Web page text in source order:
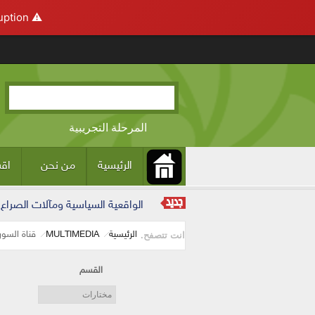
⚠️ Hosting plan for this site has expired.
المرحلة التجريبية
Main menuالرئيسية من نحن
الواقعية السياسية ومآلات
انت تتصفح. الرئيسية MULTIMEDIA قناة
القسم